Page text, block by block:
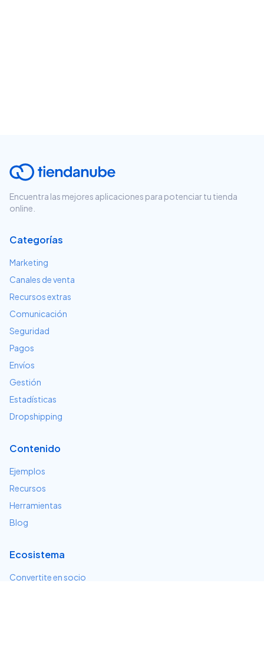
Encuentra las mejores aplicaciones para potenciar tu tienda
online.
Categorías
Marketing
Canales de venta
Recursos extras
Comunicación
Seguridad
Pagos
Envíos
Gestión
Estadísticas
Dropshipping
Contenido
Ejemplos
Recursos
Herramientas
Blog
Ecosistema
Convertite en socio